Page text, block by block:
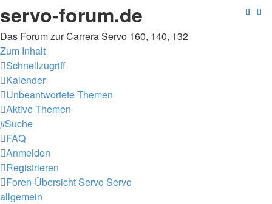
servo-forum.de
Das Forum zur Carrera Servo 160, 140, 132
Zum Inhalt
Schnellzugriff
Kalender
Unbeantwortete Themen
Aktive Themen
Suche
FAQ
Anmelden
Registrieren
Foren-ÜbersichtServo Servo
allgemein